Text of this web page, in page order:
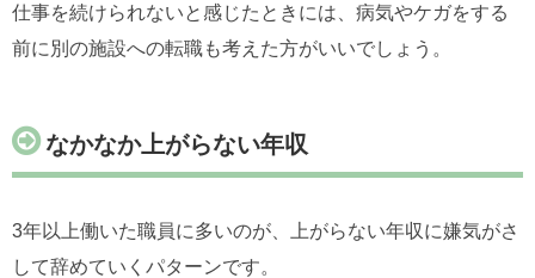
仕事を続けられないと感じたときには、病気やケガをする
前に別の施設への転職も考えた方がいいでしょう。
なかなか上がらない年収
3年以上働いた職員に多いのが、上がらない年収に嫌気がさ
して辞めていくパターンです。